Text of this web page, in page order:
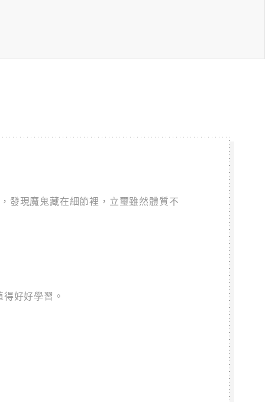
發現魔鬼藏在細節裡，立璽雖然體質不
好好學習。